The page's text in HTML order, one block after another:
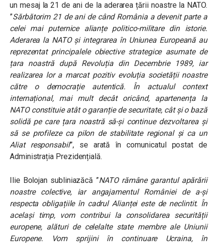
un mesaj la 21 de ani de la aderarea țării noastre la NATO.
”Sărbătorim 21 de ani de când România a devenit parte a
celei mai puternice alianțe politico-militare din istorie.
Aderarea la NATO și integrarea în Uniunea Europeană au
reprezentat principalele obiective strategice asumate de
țara noastră după Revoluția din Decembrie 1989, iar
realizarea lor a marcat pozitiv evoluția societății noastre
către o democrație autentică. În actualul context
internațional, mai mult decât oricând, apartenența la
NATO constituie atât o garanție de securitate, cât și o bază
solidă pe care țara noastră să-și continue dezvoltarea și
să se profileze ca pilon de stabilitate regional și ca un
Aliat responsabil”, se arată în comunicatul postat de
Administrația Prezidențială.
Ilie Bolojan subliniazăcă ”NATO rămâne garantul apărării
noastre colective, iar angajamentul României de a-și
respecta obligațiile în cadrul Alianței este de neclintit. În
același timp, vom contribui la consolidarea securității
europene, alături de celelalte state membre ale Uniunii
Europene. Vom sprijini în continuare Ucraina, în